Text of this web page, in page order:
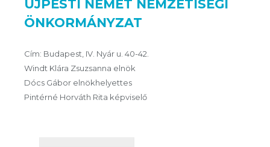
ÚJPESTI NÉMET NEMZETISÉGI
ÖNKORMÁNYZAT
Cím: Budapest, IV. Nyár u. 40-42.
Windt Klára Zsuzsanna elnök
Dócs Gábor elnökhelyettes
Pintérné Horváth Rita képviselő